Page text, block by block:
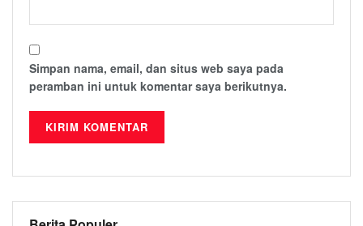
Simpan nama, email, dan situs web saya pada
peramban ini untuk komentar saya berikutnya.